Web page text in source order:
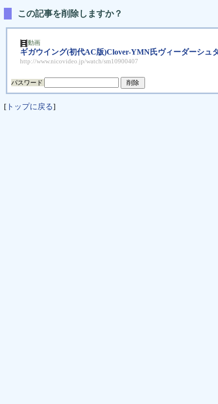
この記事を削除しますか？
動画
ギガウイング(初代AC版)Clover-YMN氏ヴィーダーシュ
http://www.nicovideo.jp/watch/sm10900407
パスワード
[ トップに戻る]